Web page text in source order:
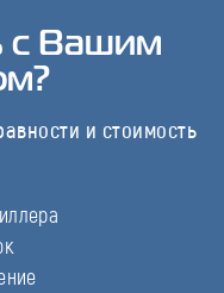
с Вашим
и стоимость